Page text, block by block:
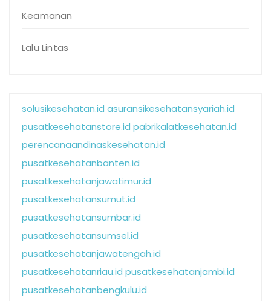
Keamanan
Lalu Lintas
solusikesehatan.id asuransikesehatansyariah.id
pusatkesehatanstore.id pabrikalatkesehatan.id
perencanaandinaskesehatan.id
pusatkesehatanbanten.id
pusatkesehatanjawatimur.id
pusatkesehatansumut.id
pusatkesehatansumbar.id
pusatkesehatansumsel.id
pusatkesehatanjawatengah.id
pusatkesehatanriau.id pusatkesehatanjambi.id
pusatkesehatanbengkulu.id